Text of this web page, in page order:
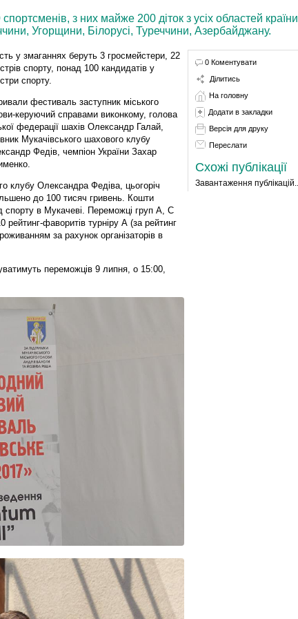
з них майже 200 діток з усіх областей країни
Угорщини, Білорусі, Туреччини, Азербайджану.
у змаганнях беруть 3 гросмейстери, 22
спорту, понад 100 кандидатів у
спорту.
фестиваль заступник міського
керуючий справами виконкому, голова
федерації шахів Олександр Галай,
Мукачівського шахового клубу
Федів, чемпіон України Захар
клубу Олександра Федіва, цьогоріч
до 100 тисяч гривень. Кошти
спорту в Мукачеві. Переможці груп А, C
фаворитів турніру А (за рейтинг
за рахунок організаторів в
переможців 9 липня, о 15:00,
0 Коментувати
Ділитись
На головну
Додати в закладки
Версія для друку
Переслати
Схожі публікації
Завантаження публікацій...